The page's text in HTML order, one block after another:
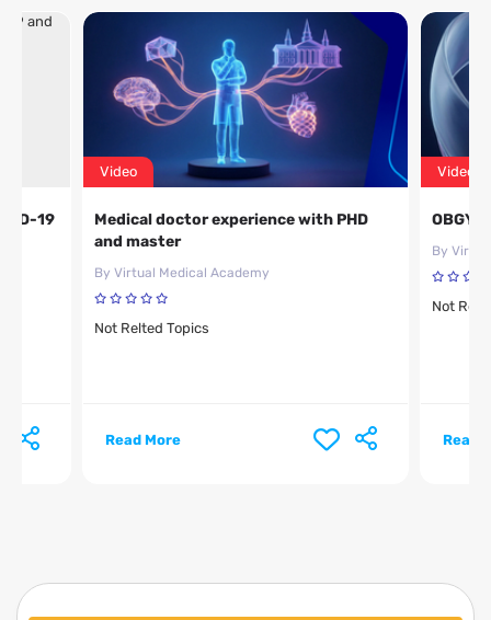
19
Video
Medical doctor experience with PHD
and master
By Virtual Medical Academy
Not Relted Topics
Read More
Video
By
Not
Read